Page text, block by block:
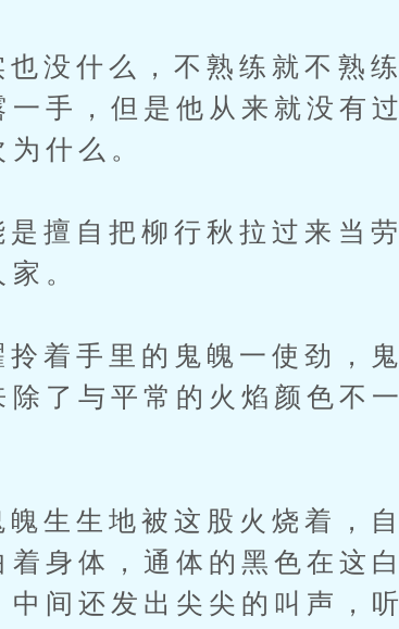
么，不熟练就不熟练
一手，但是他从来就没有
什么。
把柳行秋拉过来当劳
。
里的鬼魄一使劲，鬼
除了与平常的火焰颜色不
地被这股火烧着，自
着身体，通体的黑色在这
中间还发出尖尖的叫声，